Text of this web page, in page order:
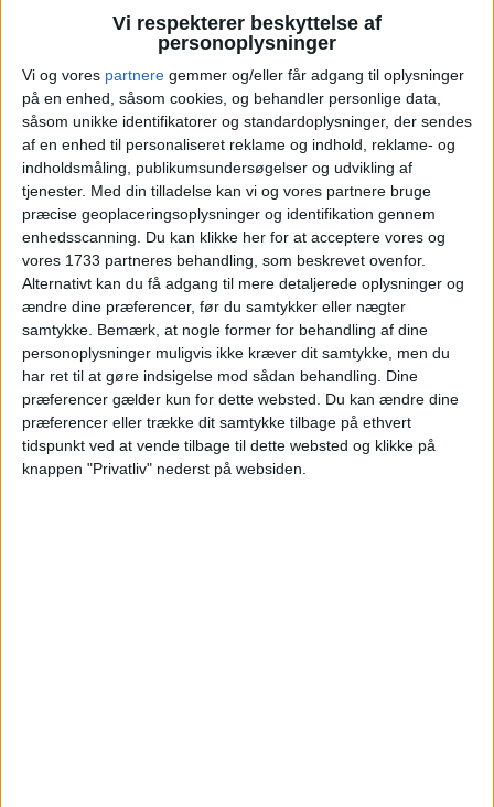
Vi respekterer beskyttelse af
personoplysninger
Vi og vores partnere gemmer og/eller får adgang til oplysninger
på en enhed, såsom cookies, og behandler personlige data,
såsom unikke identifikatorer og standardoplysninger, der sendes
af en enhed til personaliseret reklame og indhold, reklame- og
indholdsmåling, publikumsundersøgelser og udvikling af
tjenester. Med din tilladelse kan vi og vores partnere bruge
præcise geoplaceringsoplysninger og identifikation gennem
enhedsscanning. Du kan klikke her for at acceptere vores og
vores 1733 partneres behandling, som beskrevet ovenfor.
Alternativt kan du få adgang til mere detaljerede oplysninger og
ændre dine præferencer, før du samtykker eller nægter
samtykke. Bemærk, at nogle former for behandling af dine
personoplysninger muligvis ikke kræver dit samtykke, men du
har ret til at gøre indsigelse mod sådan behandling. Dine
præferencer gælder kun for dette websted. Du kan ændre dine
præferencer eller trække dit samtykke tilbage på ethvert
tidspunkt ved at vende tilbage til dette websted og klikke på
knappen "Privatliv" nederst på websiden.